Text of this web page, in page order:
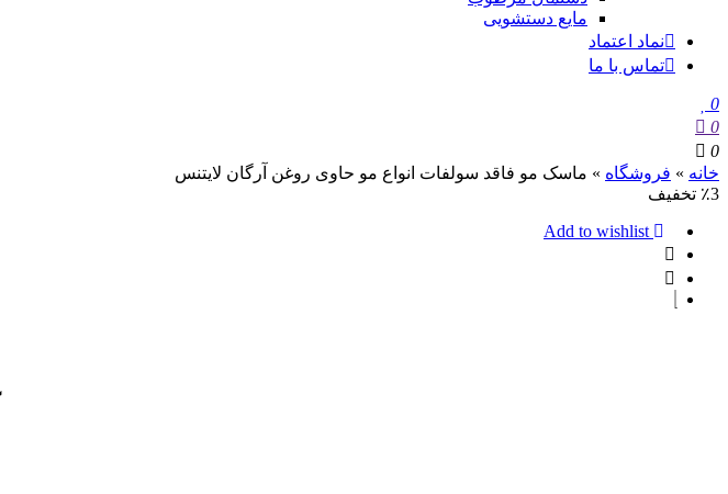
مایع دستشویی
نماد اعتماد
تماس با ما
0
0
0
خانه » فروشگاه » ماسک مو فاقد سولفات انواع مو حاوی روغن آرگان لایتنس
٪3 تخفیف
Add to wishlist